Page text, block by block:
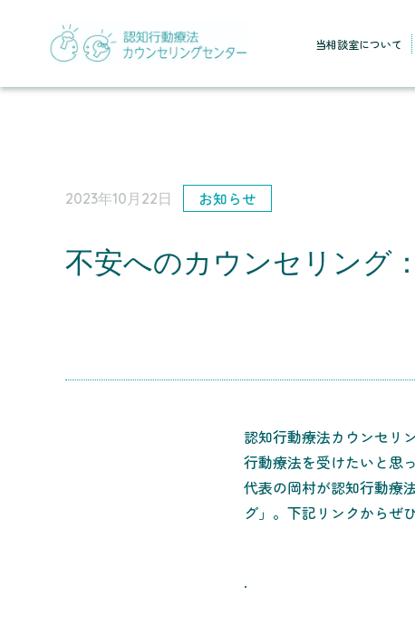
当相談室について
2023年10月22日 お知らせ
不安へのカウンセリング
認知行動療法カウンセリ
行動療法を受けたいと思
代表の岡村が認知行動療
グ」。下記リンクからぜ
.